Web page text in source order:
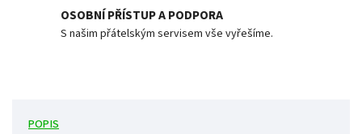
OSOBNÍ PŘÍSTUP A PODPORA
S našim přátelským servisem vše vyřešíme.
POPIS